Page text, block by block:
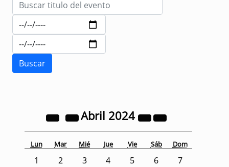
Abril 2024
Lun Mar Mié Jue Vie Sáb Dom
1 2 3 4 5 6
7